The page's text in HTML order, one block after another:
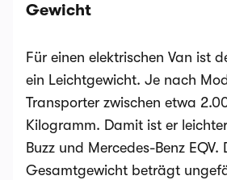
Gewicht
Für einen elektrischen Van ist
ein Leichtgewicht. Je nach
Transporter zwischen etwa
Kilogramm. Damit ist er
Buzz und Mercedes-Benz EQV.
Gesamtgewicht beträgt